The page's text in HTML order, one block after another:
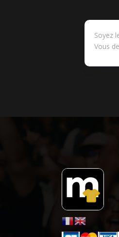
Soyez
Vous